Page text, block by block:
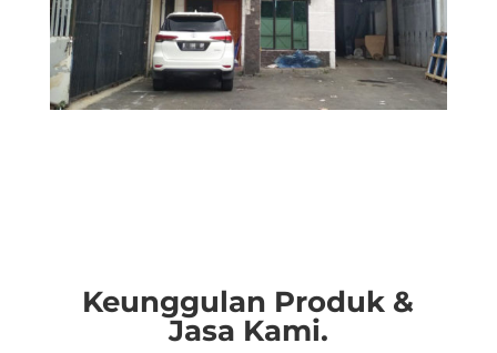
Keunggulan Produk &
Jasa Kami.